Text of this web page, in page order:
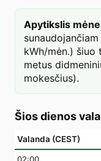
Apytikslis
kWh/mėn.) šiuo
metus
mokesčius).
Šios dienos
Valanda (CEST)